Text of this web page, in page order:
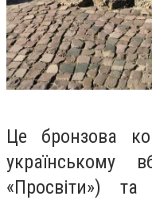
Це бронзова
українському
«Просвіти»)